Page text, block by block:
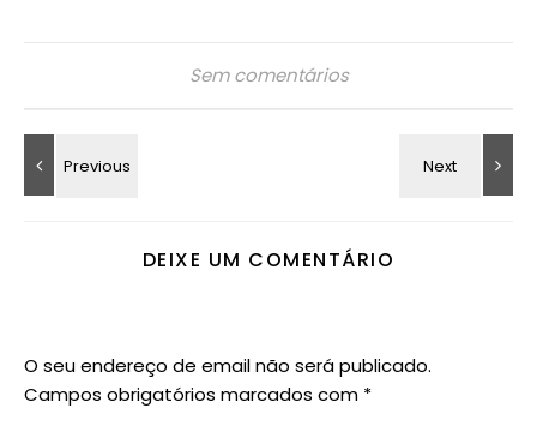
Sem comentários
DEIXE UM COMENTÁRIO
O seu endereço de email não será publicado.
Campos obrigatórios marcados com *